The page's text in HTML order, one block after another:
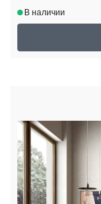
В наличии